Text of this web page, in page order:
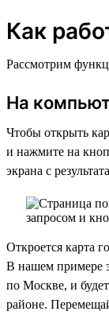
Как
Рассмотрим
На
Чтобы открыть
и нажмите на
экрана с
Откроется карта
В нашем примере
по Москве, и
районе.